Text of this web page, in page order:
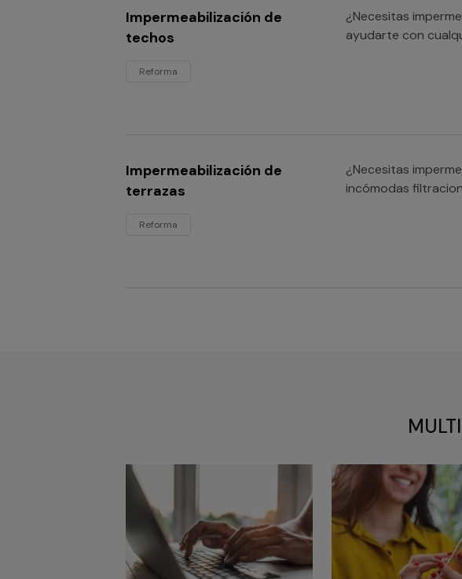
Impermeabilización de
techos
Reforma
¿Necesitas
ayudarte con
Impermeabilización de
terrazas
Reforma
¿Necesitas
incómodas